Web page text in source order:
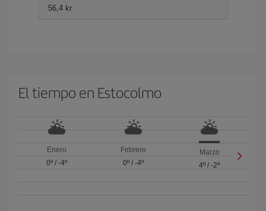
56,4 kr
El tiempo en Estocolmo
Enero
0º/ -4º
Febrero
0º/ -4º
Marzo
4º /-2º